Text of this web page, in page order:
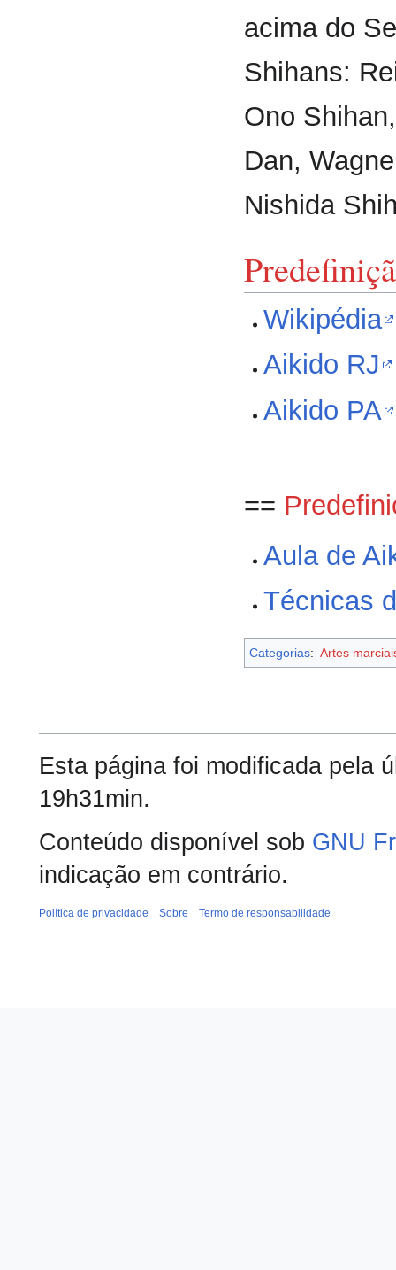
acima do
Shihans:
Ono
Dan,
Nishida
Wikipédia
Aikido RJ
Aikido PA
==
Aula de
Técnicas
Categorias: Artes
Esta página foi modificada pela
19h31min.
Conteúdo disponível sob GNU
indicação em contrário.
Política de privacidade Sobre Termo de responsabilidade